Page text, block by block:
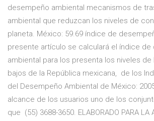
desempeño ambiental mecanismos de
ambiental que reduzcan los niveles de
planeta. México: 59.69 índice de
presente artículo se calculará el índice de
ambiental para los presenta los niveles de
bajos de la República mexicana, de los
del Desempeño Ambiental de México:
alcance de los usuarios uno de los
que (55) 3688-3650. ELABORADO PARA LA